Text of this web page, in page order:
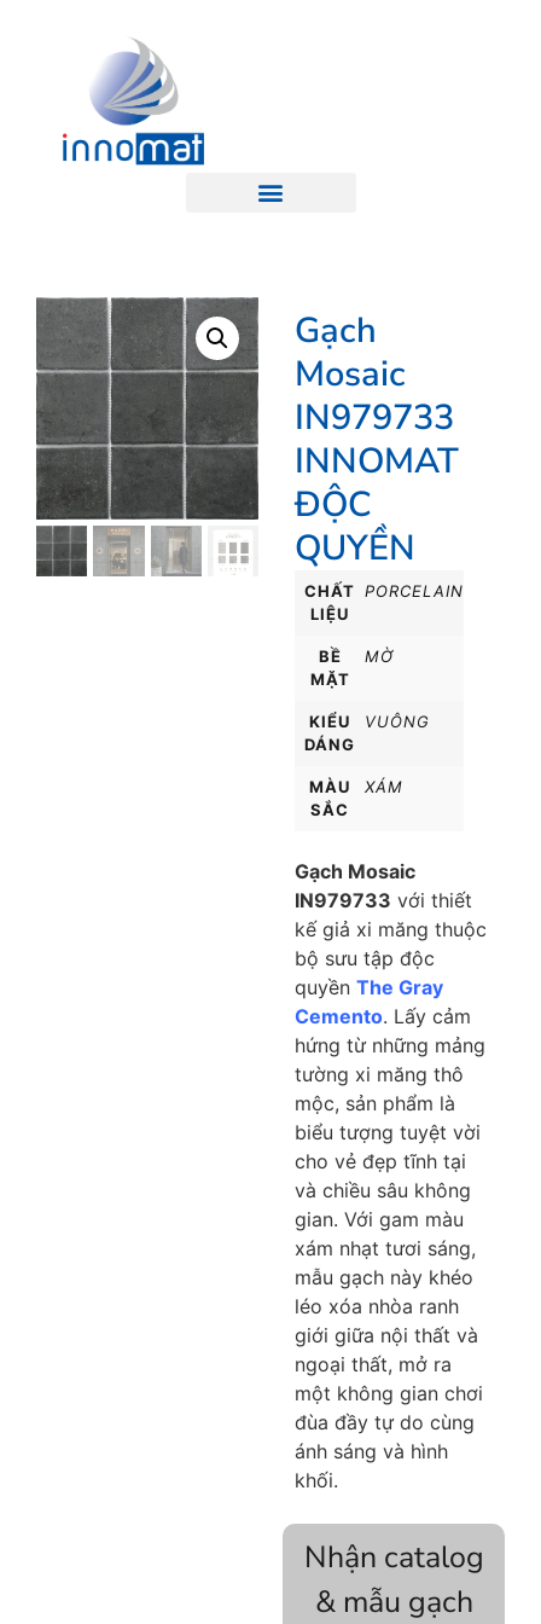
Gạch
Mosaic
IN979733
INNOMAT
ĐỘC
QUYỀN
CHẤT
LIỆU
PORCELAIN
BỀ
MẶT
MỜ
KIỂU
DÁNG
VUÔNG
MÀU
SẮC
XÁM
Gạch Mosaic
IN979733 với thiết
kế giả xi măng thuộc
bộ sưu tập độc
quyền The Gray
Cemento. Lấy cảm
hứng từ những mảng
tường xi măng thô
mộc, sản phẩm là
biểu tượng tuyệt vời
cho vẻ đẹp tĩnh tại
và chiều sâu không
gian. Với gam màu
xám nhạt tươi sáng,
mẫu gạch này khéo
léo xóa nhòa ranh
giới giữa nội thất và
ngoại thất, mở ra
một không gian chơi
đùa đầy tự do cùng
ánh sáng và hình
khối.
Nhận catalog
& mẫu gạch